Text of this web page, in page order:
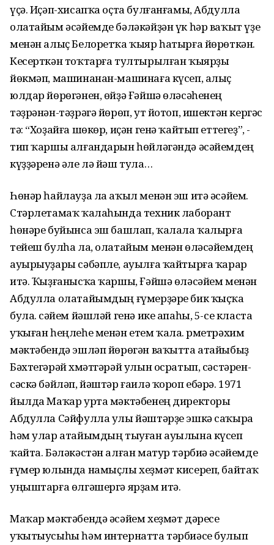
үҫә. Иҫәп-хисапҡа оҫта булғанғамы, Абдулла
олатайым әсәйемде бәләкәйҙән үк һәр ваҡыт үҙе
менән алыҫ Белоретҡа ҡыяр һатырға йөрөткән.
Кесерткән тоҡтарға тултырылған ҡыярҙы
йөкмәп, машинанан-машинаға күсеп, алыҫ
юлдар йөрөгәнен, өйҙә Ғәйшә өләсәһенең
тәҙрәнән-тәҙрәгә йөрөп, ут йотоп, ишектән кергәс
тә: “Хоҙайға шөкөр, иҫән генә ҡайтып еттегеҙ”, -
тип ҡаршы алғандарын һөйләгәндә әсәйемдең
күҙҙәренә әле лә йәш тула…
Һөнәр һайлауҙа ла аҡыл менән эш итә әсәйем.
Стәрлетамаҡ ҡалаһында техник лаборант
һөнәре буйынса эш башлап, ҡалала ҡалырға
тейеш булһа ла, олатайым менән өләсәйемдең
ауырыуҙары сәбәпле, ауылға ҡайтырға ҡарар
итә. Ҡыҙғанысҡа ҡаршы, Ғәйшә өләсәйем менән
Абдулла олатайымдың ғүмерҙәре бик ҡыҫҡа
була. Әсәйем йәшләй генә ике апаһы, 5-се класта
уҡыған һеңлеһе менән етем ҡала. Әрметрәхим
мәктәбендә эшләп йөрөгән ваҡытта атайыбыҙ
Бәхтегәрәй Әхмәтгәрәй улын осратып, сәстәрен-
сәскә бәйләп, йәштәр ғаилә ҡороп ебәрә. 1971
йылда Маҡар урта мәктәбенең директоры
Абдулла Сәйфулла улы йәштәрҙе эшкә саҡыра
һәм улар атайымдың тыуған ауылына күсеп
ҡайта. Бәләкәстән алған матур тәрбиә әсәйемде
ғүмер юлында намыҫлы хеҙмәт кисереп, байтаҡ
уңыштарға өлгәшергә ярҙам итә.
Маҡар мәктәбендә әсәйем хеҙмәт дәресе
уҡытыусыһы һәм интернатта тәрбиәсе булып